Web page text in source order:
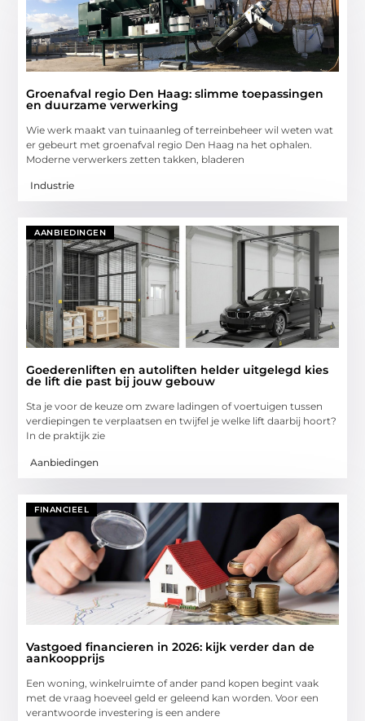
Groenafval regio Den Haag: slimme toepassingen
en duurzame verwerking
Wie werk maakt van tuinaanleg of terreinbeheer wil weten wat
er gebeurt met groenafval regio Den Haag na het ophalen.
Moderne verwerkers zetten takken, bladeren
Industrie
AANBIEDINGEN
Goederenliften en autoliften helder uitgelegd kies
de lift die past bij jouw gebouw
Sta je voor de keuze om zware ladingen of voertuigen tussen
verdiepingen te verplaatsen en twijfel je welke lift daarbij hoort?
In de praktijk zie
Aanbiedingen
FINANCIEEL
Vastgoed financieren in 2026: kijk verder dan de
aankoopprijs
Een woning, winkelruimte of ander pand kopen begint vaak
met de vraag hoeveel geld er geleend kan worden. Voor een
verantwoorde investering is een andere